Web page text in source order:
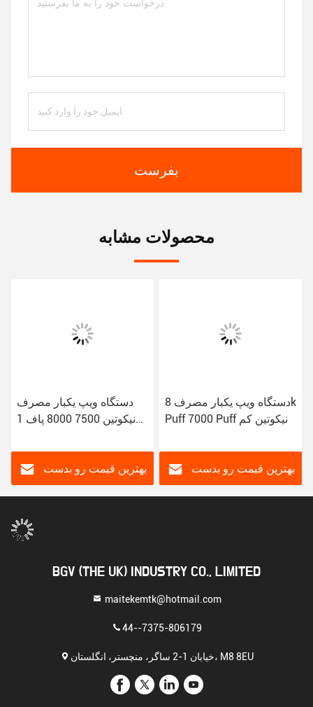
بفرست
محصولات مشابه
دستگاه ویپ یکبار مصرف
نیکوتین 7500 8000 پاف 1
بهترین قیمت رو بدست
دستگاه ویپ یکبار مصرف 8k
Puff 7000 Puff نیکوتین کم
بهترین قیمت رو بدست
BGV (THE UK) INDUSTRY CO., LIMITED
maitekemtk@hotmail.com
44--7375-806179
خیابان 1-2 ساگر، منچستر، انگلستان، M8 8EU